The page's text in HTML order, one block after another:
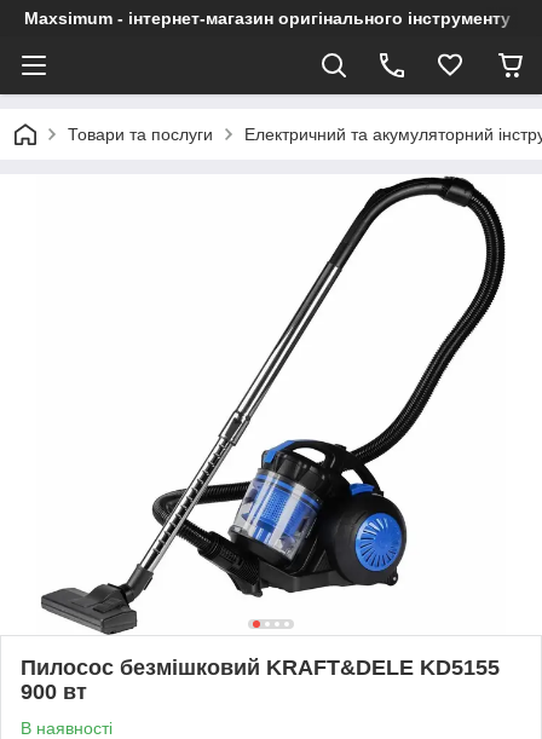
Maxsimum - інтернет-магазин оригінального інструменту
Товари та послуги Електричний та акумуляторний
Пилосос безмішковий KRAFT&DELE KD5155
900 вт
В наявності